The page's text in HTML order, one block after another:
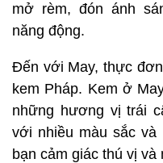
mở rèm, đón ánh
năng động.
Đến với May, thực
kem Pháp. Kem ở
những hương vị trái
với nhiều màu sắc và
bạn cảm giác thú vị